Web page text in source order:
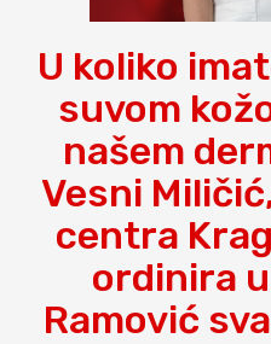
U koliko
suvom
našem
Vesni
centra
ordinira
Ramović